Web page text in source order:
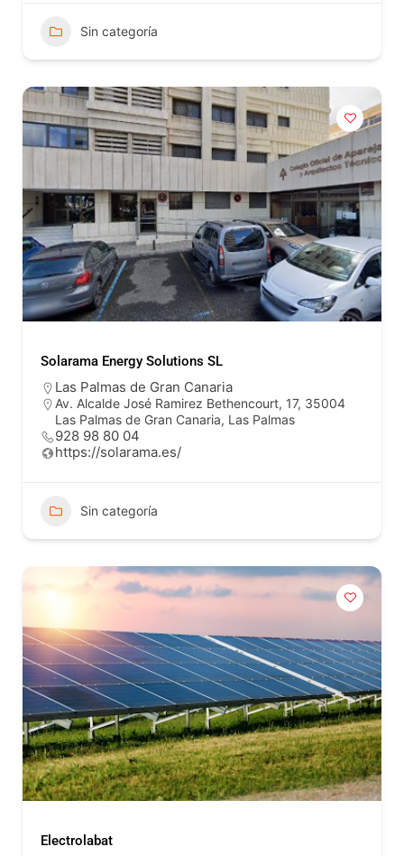
Sin categoría
Solarama Energy Solutions SL
Las Palmas de Gran Canaria
Av. Alcalde José Ramirez Bethencourt, 17, 35004
Las Palmas de Gran Canaria, Las Palmas
928 98 80 04
https://solarama.es/
Sin categoría
Electrolabat